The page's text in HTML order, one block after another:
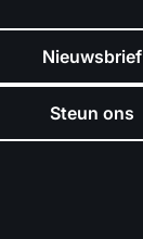
Nieuwsbrief
Steun ons